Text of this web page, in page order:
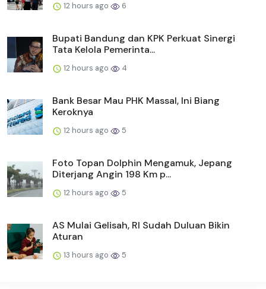
12 hours ago 6
Bupati Bandung dan KPK Perkuat Sinergi
Tata Kelola Pemerinta...
12 hours ago 4
Bank Besar Mau PHK Massal, Ini Biang
Keroknya
12 hours ago 5
Foto Topan Dolphin Mengamuk, Jepang
Diterjang Angin 198 Km p...
12 hours ago 5
AS Mulai Gelisah, RI Sudah Duluan Bikin
Aturan
13 hours ago 5